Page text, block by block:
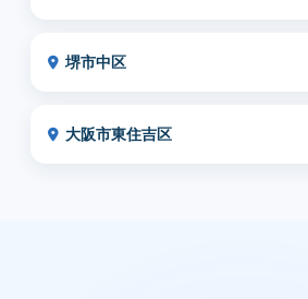
堺市中区
大阪市東住吉区